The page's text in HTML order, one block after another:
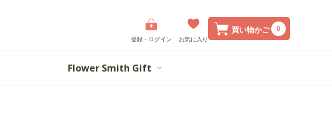
登録・ログイン お気に入り
買い物かご 0
Flower Smith Gift